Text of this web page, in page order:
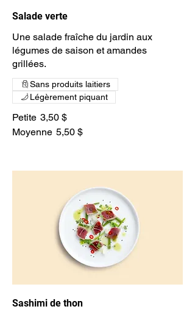
Salade verte
Une salade fraîche du jardin aux
légumes de saison et amandes
grillées.
Petite 3,50 $
Moyenne 5,50 $
Sans produits laitiers
Légèrement piquant
Sashimi de thon